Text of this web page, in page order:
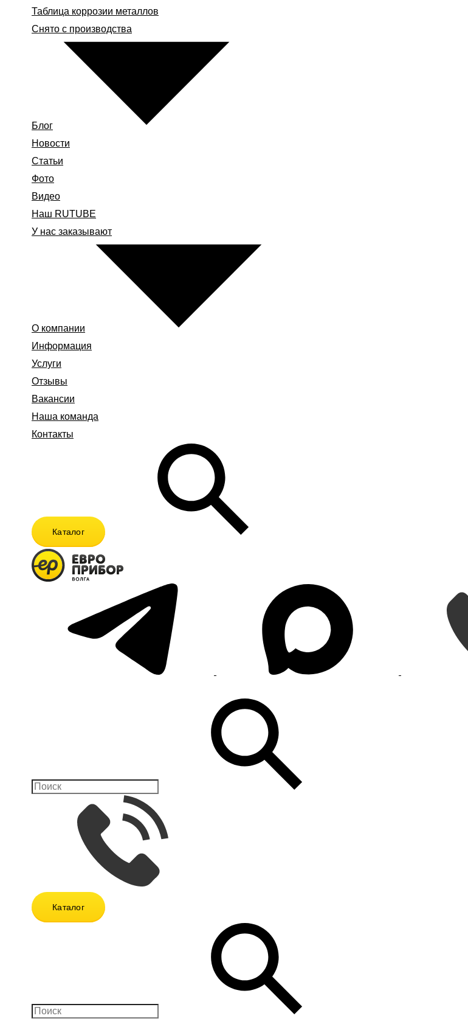
Таблица коррозии металлов
Снято с производства
Блог
Новости
Статьи
Фото
Видео
Наш RUTUBE
У нас заказывают
О компании
Информация
Услуги
Отзывы
Вакансии
Наша команда
Контакты
Каталог
Каталог